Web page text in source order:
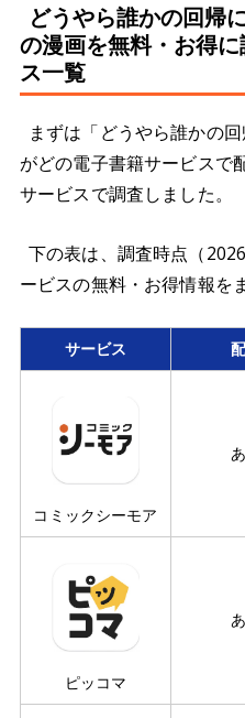
どうやら誰かの回帰
の漫画を無料・お得
ス一覧
まずは「どうやら誰かの
がどの電子書籍サービスで
サービスで調査しました。
下の表は、調査時点（
ービスの無料・お得情報を
サービス
コミックシーモア
ピッコマ